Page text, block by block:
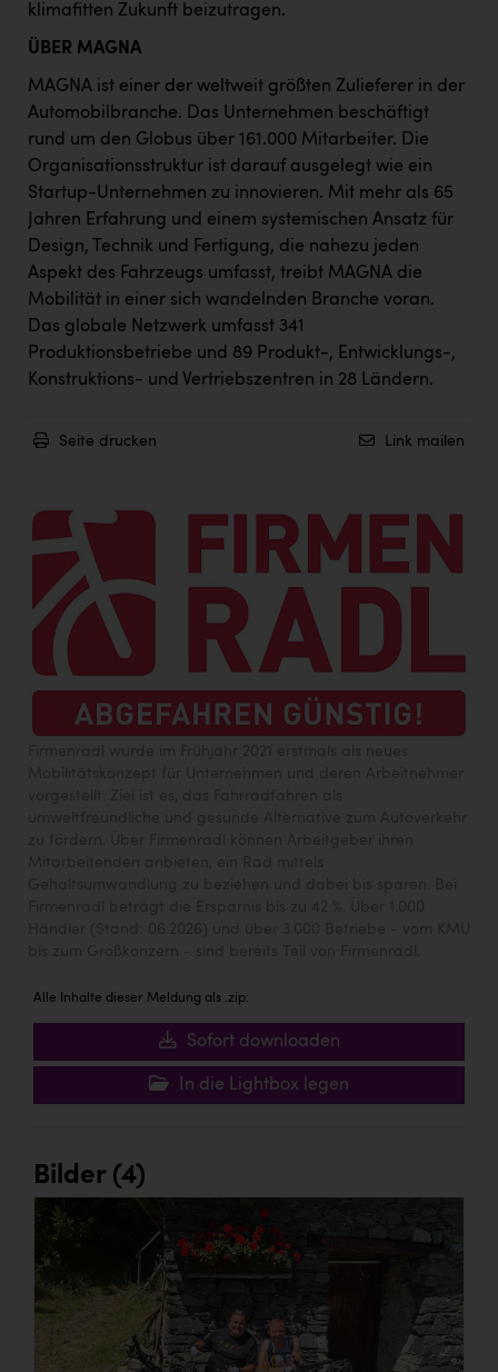
klimafitten Zukunft beizutragen.
ÜBER MAGNA
MAGNA ist einer der weltweit größten Zulieferer in der
Automobilbranche. Das Unternehmen beschäftigt
rund um den Globus über 161.000 Mitarbeiter. Die
Organisationsstruktur ist darauf ausgelegt wie ein
Startup-Unternehmen zu innovieren. Mit mehr als 65
Jahren Erfahrung und einem systemischen Ansatz für
Design, Technik und Fertigung, die nahezu jeden
Aspekt des Fahrzeugs umfasst, treibt MAGNA die
Mobilität in einer sich wandelnden Branche voran.
Das globale Netzwerk umfasst 341
Produktionsbetriebe und 89 Produkt-, Entwicklungs-,
Konstruktions- und Vertriebszentren in 28 Ländern.
Seite drucken Link mailen
Alle Inhalte dieser Meldung als .zip:
Sofort downloaden
In die Lightbox legen
Bilder (4)